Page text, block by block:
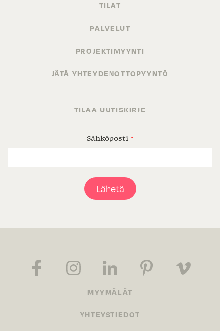
TILAT
PALVELUT
PROJEKTIMYYNTI
JÄTÄ YHTEYDENOTTOPYYNTÖ
TILAA UUTISKIRJE
Sähköposti *
Lähetä
MYYMÄLÄT
YHTEYSTIEDOT